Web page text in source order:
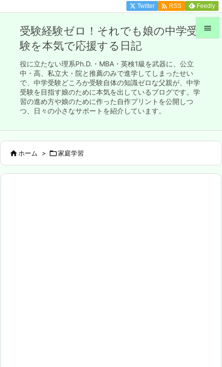
受験経験ゼロ！それでも娘の中学受
験を本気で応援する日記
役に立たない理系Ph.D.・MBA・英検1級を武器に、公立
中・高、私立大・院と推薦のみで進学してしまったせい
で、中学受験どころか受験自体の知識ゼロな父親が、中学
受験を目指す娘のために本気を出しているブログです。学
習の進め方や娘のために作った自作プリントを公開しつ
つ、日々の小さなサポートを紹介しています。

Twitter  RSS Feedly
ホーム > 家庭学習